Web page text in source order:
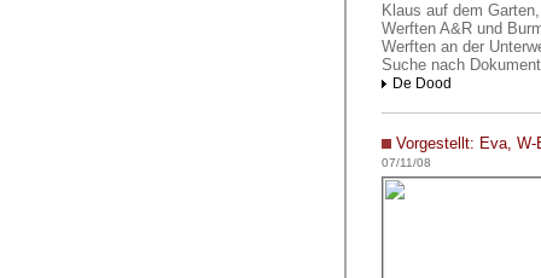
Klaus auf dem
Werften A&R und
Werften an der
Suche nach
De Dood
Vorgestellt: Eva, W-
07/11/08